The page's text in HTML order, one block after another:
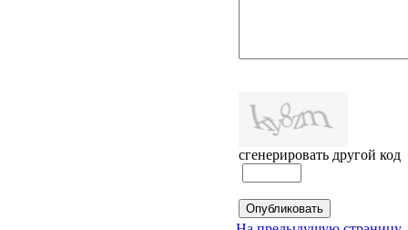
сгенерировать другой код